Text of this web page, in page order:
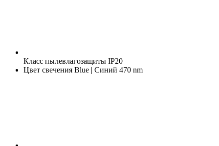
Класс пылевлагозащиты IP20
Цвет свечения Blue | Синий 470 nm